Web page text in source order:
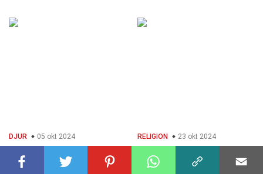
DJUR 05 okt 2024
34 Fakta Om Hutia
RELIGION 23 okt 2024
28 Fakta Om Ansaaru
Allah-gemenskapen